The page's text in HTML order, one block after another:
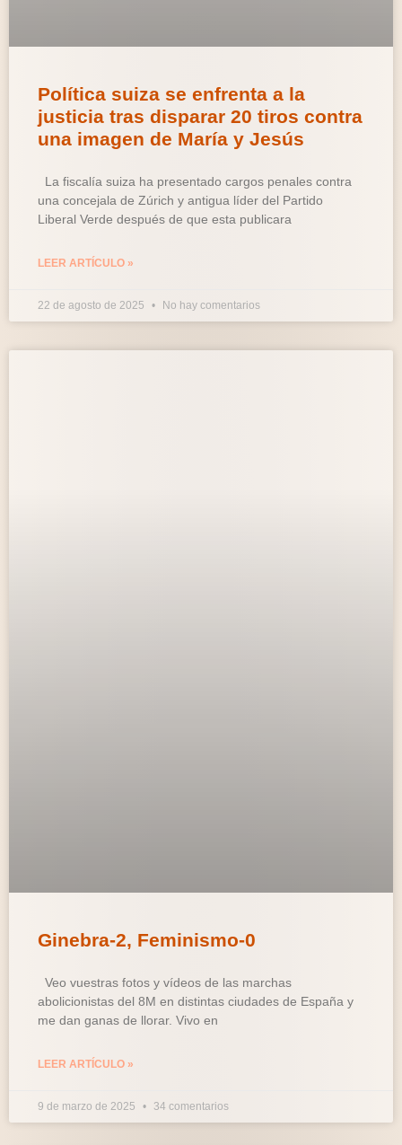
Política suiza se enfrenta a la
justicia tras disparar 20 tiros contra
una imagen de María y Jesús
La fiscalía suiza ha presentado cargos penales contra
una concejala de Zúrich y antigua líder del Partido
Liberal Verde después de que esta publicara
LEER ARTÍCULO »
22 de agosto de 2025 No hay comentarios
Ginebra-2, Feminismo-0
Veo vuestras fotos y vídeos de las marchas
abolicionistas del 8M en distintas ciudades de España y
me dan ganas de llorar. Vivo en
LEER ARTÍCULO »
9 de marzo de 2025 34 comentarios